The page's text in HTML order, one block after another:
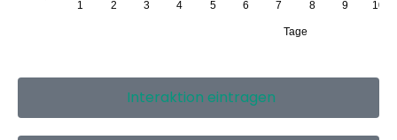
Interaktion eintragen